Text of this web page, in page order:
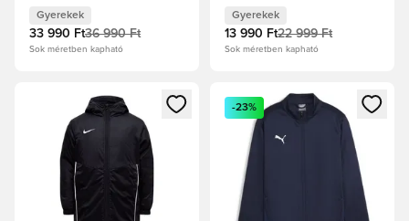
Gyerekek
33 990 Ft36 990 Ft
Sok méretben kapható
Gyerekek
13 990 Ft22 999 Ft
Sok méretben kapható
Megnyit egy modált a bejelentkezéshez vagy a tagként
Megnyit egy modált a
-23%